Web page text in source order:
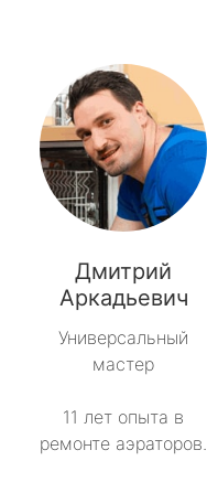
Дмитрий
Аркадьевич
Универсальный
мастер
11 лет опыта в
ремонте аэраторов.